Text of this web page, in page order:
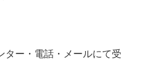
ター・電話・メールにて受